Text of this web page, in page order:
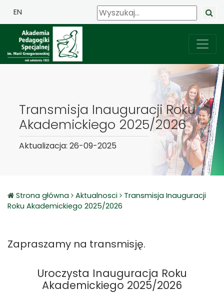
EN
Transmisja Inauguracji Roku
Akademickiego 2025/2026
Aktualizacja: 26-09-2025
Strona główna Aktualnosci
Transmisja Inauguracji
Roku Akademickiego 2025/2026
Zapraszamy na transmisję.
Uroczysta Inauguracja Roku
Akademickiego 2025/2026